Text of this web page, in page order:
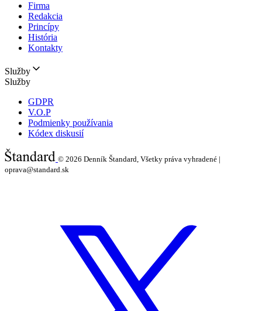
Firma
Redakcia
Princípy
História
Kontakty
Služby
Služby
GDPR
V.O.P
Podmienky používania
Kódex diskusií
© 2026 Denník Štandard, Všetky práva vyhradené |
oprava@standard.sk